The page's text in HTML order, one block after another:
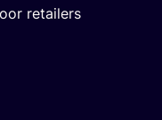
retailers